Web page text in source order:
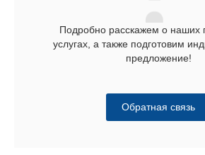
Подробно расскажем о наших
услугах, а также подготовим
предложение!
Обратная связь